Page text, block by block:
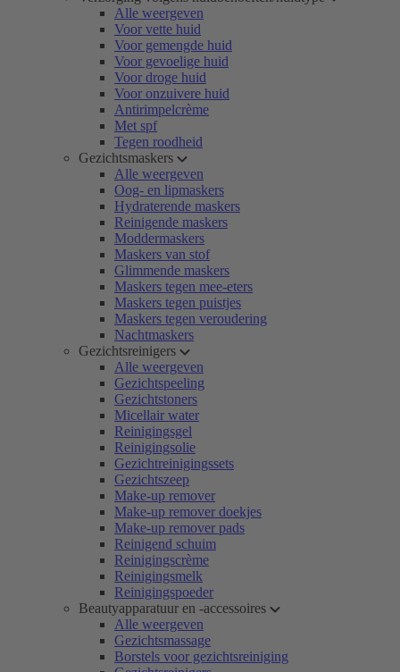
Alle weergeven
Voor vette huid
Voor gemengde huid
Voor gevoelige huid
Voor droge huid
Voor onzuivere huid
Antirimpelcrème
Met spf
Tegen roodheid
Gezichtsmaskers
Alle weergeven
Oog- en lipmaskers
Hydraterende maskers
Reinigende maskers
Moddermaskers
Maskers van stof
Glimmende maskers
Maskers tegen mee-eters
Maskers tegen puistjes
Maskers tegen veroudering
Nachtmaskers
Gezichtsreinigers
Alle weergeven
Gezichtspeeling
Gezichtstoners
Micellair water
Reinigingsgel
Reinigingsolie
Gezichtreinigingssets
Gezichtszeep
Make-up remover
Make-up remover doekjes
Make-up remover pads
Reinigend schuim
Reinigingscrème
Reinigingsmelk
Reinigingspoeder
Beautyapparatuur en -accessoires
Alle weergeven
Gezichtsmassage
Borstels voor gezichtsreiniging